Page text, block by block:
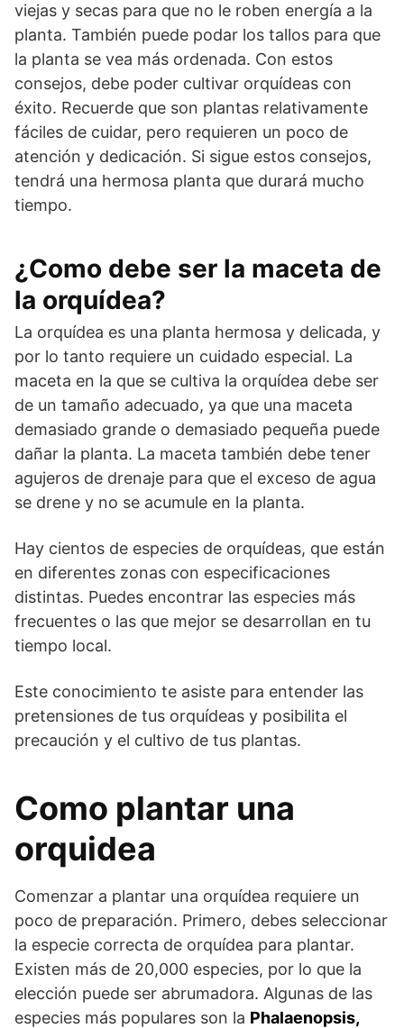
viejas y secas para que no le roben energía a la
planta. También puede podar los tallos para que
la planta se vea más ordenada. Con estos
consejos, debe poder cultivar orquídeas con
éxito. Recuerde que son plantas relativamente
fáciles de cuidar, pero requieren un poco de
atención y dedicación. Si sigue estos consejos,
tendrá una hermosa planta que durará mucho
tiempo.
¿Como debe ser la maceta de
la orquídea?
La orquídea es una planta hermosa y delicada, y
por lo tanto requiere un cuidado especial. La
maceta en la que se cultiva la orquídea debe ser
de un tamaño adecuado, ya que una maceta
demasiado grande o demasiado pequeña puede
dañar la planta. La maceta también debe tener
agujeros de drenaje para que el exceso de agua
se drene y no se acumule en la planta.
Hay cientos de especies de orquídeas, que están
en diferentes zonas con especificaciones
distintas. Puedes encontrar las especies más
frecuentes o las que mejor se desarrollan en tu
tiempo local.
Este conocimiento te asiste para entender las
pretensiones de tus orquídeas y posibilita el
precaución y el cultivo de tus plantas.
Como plantar una
orquidea
Comenzar a plantar una orquídea requiere un
poco de preparación. Primero, debes seleccionar
la especie correcta de orquídea para plantar.
Existen más de 20,000 especies, por lo que la
elección puede ser abrumadora. Algunas de las
especies más populares son la Phalaenopsis,